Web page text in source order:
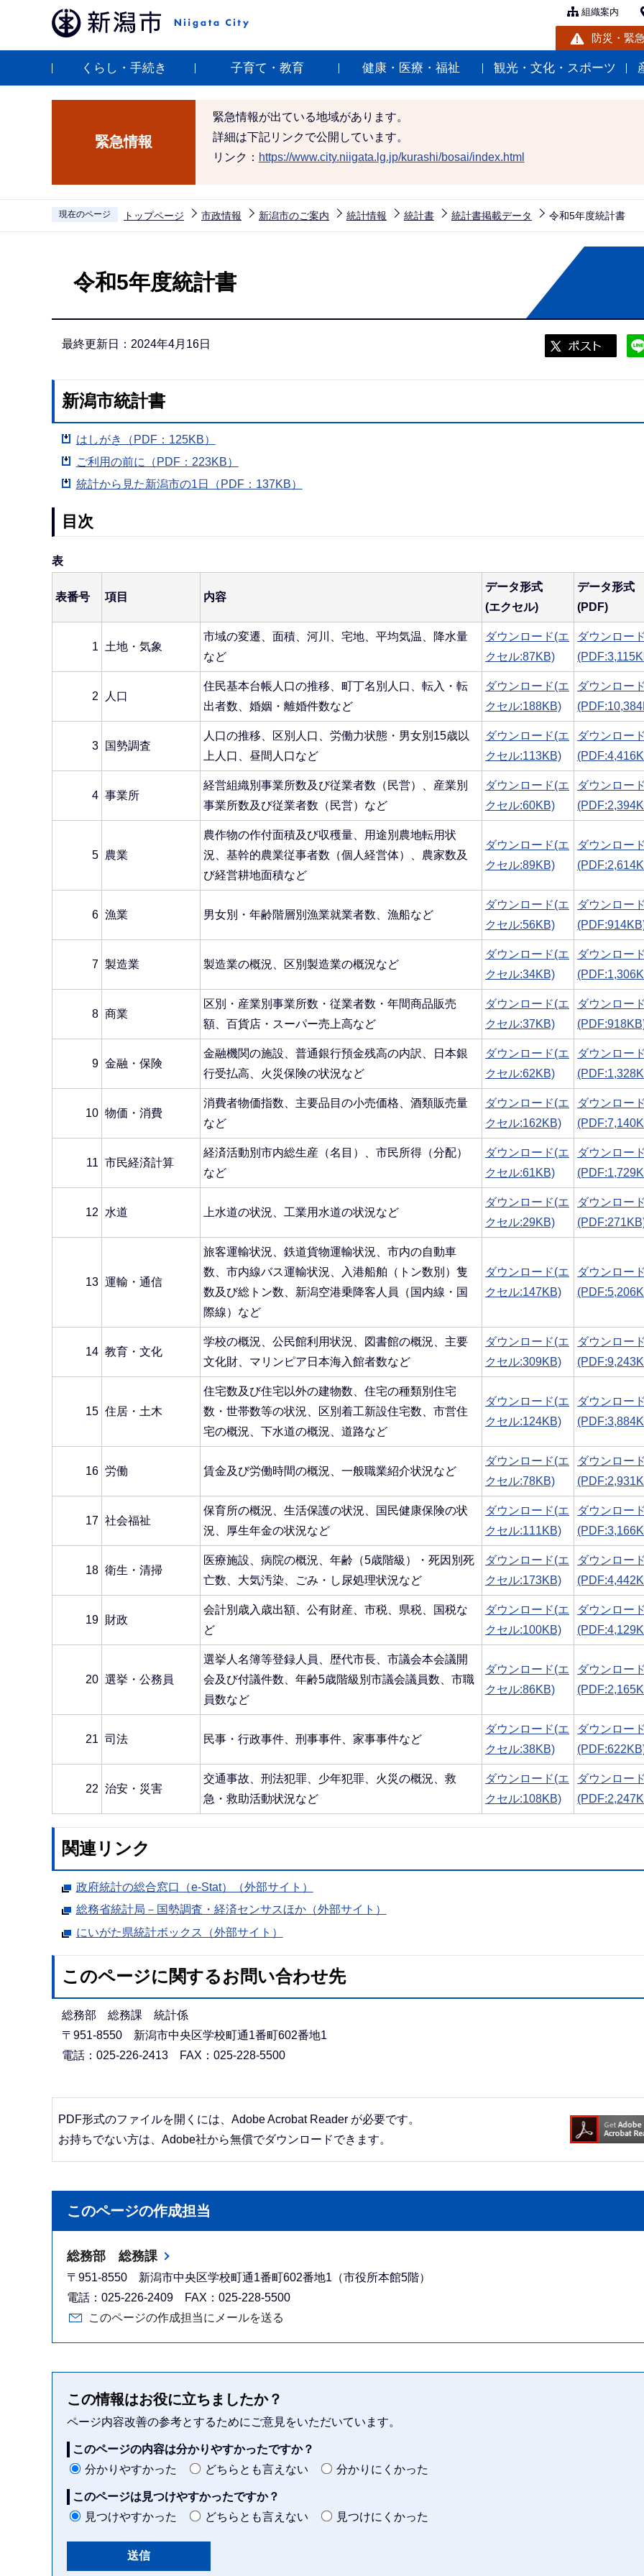
ペ
組織案内
防災・緊
くらし・手続き 子育て・教育 健康・医療・福祉 観光・文化・スポーツ
緊急情報
緊急情報が出ている地域があります。
詳細は下記リンクで公開しています。
リンク： https://www.city.niigata.lg.jp/kurashi/bosai/index.html
現在のページ トップページ 市政情報 新潟市のご案内 統計情報 統計書 統計書掲載データ 令和5年度統計書
令和5年度統計書
最終更新日：2024年4月16日
新潟市統計書
はしがき（PDF：125KB）
ご利用の前に（PDF：223KB）
統計から見た新潟市の1日（PDF：137KB）
目次
表
表番号 項目 内容
データ形式
(エクセル)
データ形式
(PDF)
1 土地・気象
市域の変遷、面積、河川、宅地、平均気温、降水量
など
ダウンロード(エ
クセル:87KB)
ダウンロード
2 人口
住民基本台帳人口の推移、町丁名別人口、転入・転
出者数、婚姻・離婚件数など
ダウンロード(エ
クセル:188KB)
ダウンロード
3 国勢調査
人口の推移、区別人口、労働力状態・男女別15歳以
上人口、昼間人口など
ダウンロード(エ
クセル:113KB)
ダウンロード
4 事業所
経営組織別事業所数及び従業者数（民営）、産業別
事業所数及び従業者数（民営）など
ダウンロード(エ
クセル:60KB)
ダウンロード
5 農業
農作物の作付面積及び収穫量、用途別農地転用状
況、基幹的農業従事者数（個人経営体）、農家数及
び経営耕地面積など
ダウンロード(エ
クセル:89KB)
ダウンロード
6 漁業 男女別・年齢階層別漁業就業者数、漁船など
ダウンロード(エ
クセル:56KB)
ダウンロード
7 製造業 製造業の概況、区別製造業の概況など
ダウンロード(エ
クセル:34KB)
ダウンロード
8 商業
区別・産業別事業所数・従業者数・年間商品販売
額、百貨店・スーパー売上高など
ダウンロード(エ
クセル:37KB)
ダウンロード
9 金融・保険
金融機関の施設、普通銀行預金残高の内訳、日本銀
行受払高、火災保険の状況など
ダウンロード(エ
クセル:62KB)
ダウンロード
10 物価・消費
消費者物価指数、主要品目の小売価格、酒類販売量
など
ダウンロード(エ
クセル:162KB)
ダウンロード
11 市民経済計算
経済活動別市内総生産（名目）、市民所得（分配）
など
ダウンロード(エ
クセル:61KB)
ダウンロード
12 水道 上水道の状況、工業用水道の状況など
ダウンロード(エ
クセル:29KB)
ダウンロード
13 運輸・通信
旅客運輸状況、鉄道貨物運輸状況、市内の自動車
数、市内線バス運輸状況、入港船舶（トン数別）隻
数及び総トン数、新潟空港乗降客人員（国内線・国
際線）など
ダウンロード(エ
クセル:147KB)
ダウンロード
14 教育・文化
学校の概況、公民館利用状況、図書館の概況、主要
文化財、マリンピア日本海入館者数など
ダウンロード(エ
クセル:309KB)
ダウンロード
15 住居・土木
住宅数及び住宅以外の建物数、住宅の種類別住宅
数・世帯数等の状況、区別着工新設住宅数、市営住
宅の概況、下水道の概況、道路など
ダウンロード(エ
クセル:124KB)
ダウンロード
16 労働 賃金及び労働時間の概況、一般職業紹介状況など
ダウンロード(エ
クセル:78KB)
ダウンロード
17 社会福祉
保育所の概況、生活保護の状況、国民健康保険の状
況、厚生年金の状況など
ダウンロード(エ
クセル:111KB)
ダウンロード
18 衛生・清掃
医療施設、病院の概況、年齢（5歳階級）・死因別死
亡数、大気汚染、ごみ・し尿処理状況など
ダウンロード(エ
クセル:173KB)
ダウンロード
19 財政
会計別歳入歳出額、公有財産、市税、県税、国税な
ど
ダウンロード(エ
クセル:100KB)
ダウンロード
20 選挙・公務員
選挙人名簿等登録人員、歴代市長、市議会本会議開
会及び付議件数、年齢5歳階級別市議会議員数、市職
員数など
ダウンロード(エ
クセル:86KB)
ダウンロード
21 司法 民事・行政事件、刑事事件、家事事件など
ダウンロード(エ
クセル:38KB)
ダウンロード
22 治安・災害
交通事故、刑法犯罪、少年犯罪、火災の概況、救
急・救助活動状況など
ダウンロード(エ
クセル:108KB)
ダウンロード
関連リンク
政府統計の総合窓口（e-Stat）（外部サイト）
総務省統計局－国勢調査・経済センサスほか（外部サイト）
にいがた県統計ボックス（外部サイト）
このページに関するお問い合わせ先
総務部 総務課 統計係
〒951-8550 新潟市中央区学校町通1番町602番地1
電話：025-226-2413 FAX：025-228-5500
PDF形式のファイルを開くには、Adobe Acrobat Reader が必要です。
お持ちでない方は、Adobe社から無償でダウンロードできます。
このページの作成担当
総務部 総務課
〒951-8550 新潟市中央区学校町通1番町602番地1（市役所本館5階）
電話：025-226-2409 FAX：025-228-5500
このページの作成担当にメールを送る
この情報はお役に立ちましたか？
ページ内容改善の参考とするためにご意見をいただいています。
このページの内容は分かりやすかったですか？
分かりやすかった
どちらとも言えない 分かりにくかった
このページは見つけやすかったですか？
見つけやすかった
どちらとも言えない 見つけにくかった